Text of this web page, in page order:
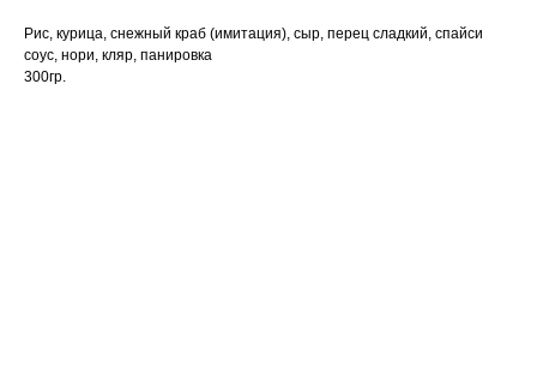
Рис, курица, снежный краб (имитация), сыр, перец сладкий, спайси
соус, нори, кляр, панировка
300гр.